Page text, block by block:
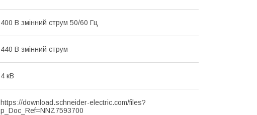
400 В змінний струм 50/60 Гц
440 В змінний струм
4 кВ
https://download.schneider-electric.com/files?
p_Doc_Ref=NNZ7593700